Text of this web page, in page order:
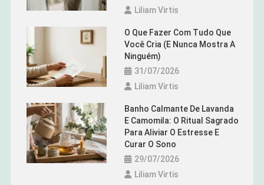
Liliam Virtis
O Que Fazer Com Tudo Que
Você Cria (e Nunca Mostra A
Ninguém)
31/07/2026
Liliam Virtis
Banho Calmante De Lavanda
E Camomila: O Ritual Sagrado
Para Aliviar O Estresse E
Curar O Sono
29/07/2026
Liliam Virtis